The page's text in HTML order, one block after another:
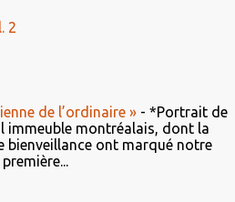
2
de l’ordinaire » - *Portrait de
immeuble montréalais, dont la
bienveillance ont marqué notre